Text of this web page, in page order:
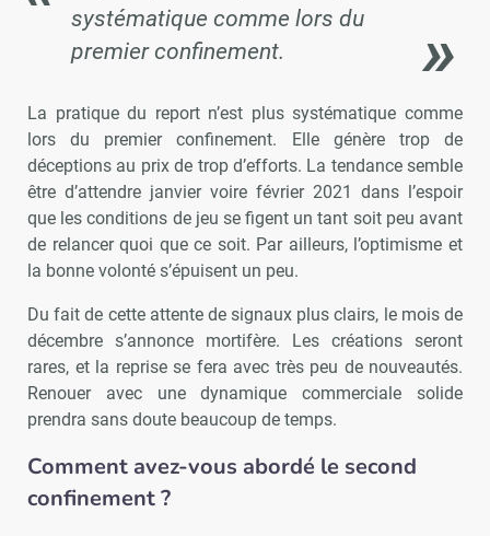
systématique comme lors du
premier confinement.
La pratique du report n’est plus systématique comme
lors du premier confinement. Elle génère trop de
déceptions au prix de trop d’efforts. La tendance semble
être d’attendre janvier voire février 2021 dans l’espoir
que les conditions de jeu se figent un tant soit peu avant
de relancer quoi que ce soit. Par ailleurs, l’optimisme et
la bonne volonté s’épuisent un peu.
Du fait de cette attente de signaux plus clairs, le mois de
décembre s’annonce mortifère. Les créations seront
rares, et la reprise se fera avec très peu de nouveautés.
Renouer avec une dynamique commerciale solide
prendra sans doute beaucoup de temps.
Comment avez-vous abordé le second
confinement ?